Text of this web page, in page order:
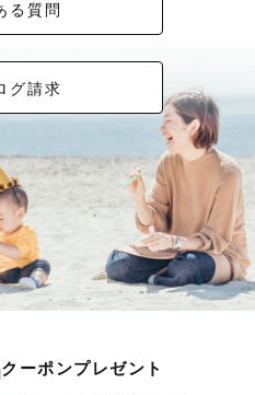
る質問
グ請求
クーポンプレゼント